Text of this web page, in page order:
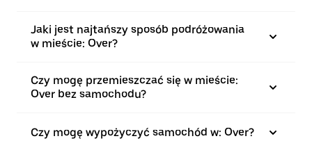
Jaki jest najtańszy sposób podróżowania
w mieście: Over?
Czy mogę przemieszczać się w mieście:
Over bez samochodu?
Czy mogę wypożyczyć samochód w: Over?